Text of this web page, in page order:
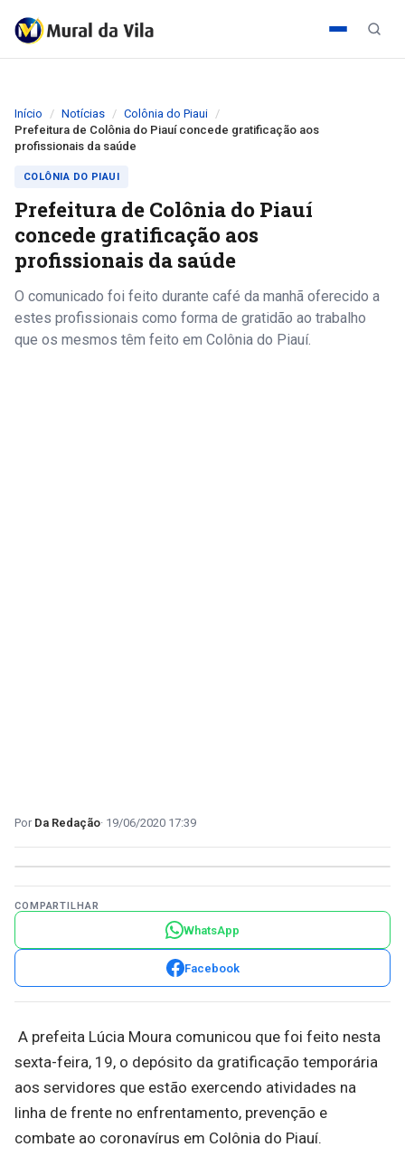
Início Notícias
Colônia do Piaui
Prefeitura de Colônia do Piauí concede gratificação aos
profissionais da saúde
COLÔNIA DO PIAUI
Prefeitura de Colônia do Piauí
concede gratificação aos
profissionais da saúde
O comunicado foi feito durante café da manhã oferecido a
estes profissionais como forma de gratidão ao trabalho
que os mesmos têm feito em Colônia do Piauí.
Da Redação 19/06/2020 17:39
COMPARTILHAR
WhatsApp
Facebook
A prefeita Lúcia Moura comunicou que foi feito nesta
sexta-feira, 19, o depósito da gratificação temporária
aos servidores que estão exercendo atividades na
linha de frente no enfrentamento, prevenção e
combate ao coronavírus em Colônia do Piauí.